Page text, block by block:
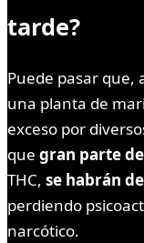
tarde?
Puede pasar que,
una planta de
exceso por
que gran parte
THC, se habrán
perdiendo
narcótico.